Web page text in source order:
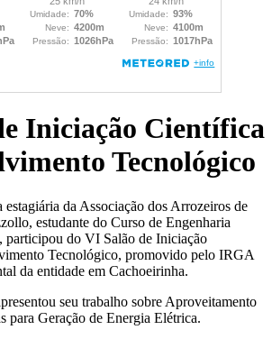
Iniciação Científica
Tecnológico
da Associação dos Arrozeiros de
estudante do Curso de Engenharia
participou do VI Salão de Iniciação
Tecnológico, promovido pelo IRGA
da entidade em Cachoeirinha.
seu trabalho sobre Aproveitamento
para Geração de Energia Elétrica.